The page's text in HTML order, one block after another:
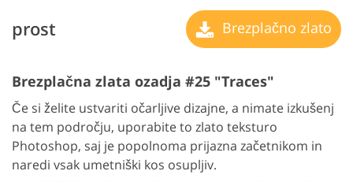
prost Brezplačno zlato
Brezplačna zlata ozadja #25 "Traces"
Če si želite ustvariti očarljive dizajne, a nimate izkušenj
na tem področju, uporabite to zlato teksturo
Photoshop, saj je popolnoma prijazna začetnikom in
naredi vsak umetniški kos osupljiv.